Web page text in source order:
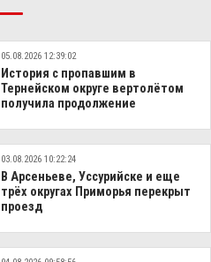
05.08.2026 12:39:02
История с пропавшим в
Тернейском округе вертолётом
получила продолжение
03.08.2026 10:22:24
В Арсеньеве, Уссурийске и еще
трёх округах Приморья перекрыт
проезд